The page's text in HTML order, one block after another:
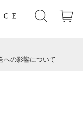
への影響について